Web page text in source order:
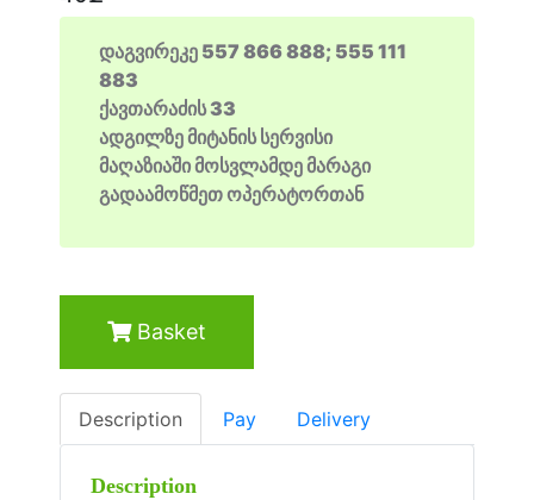
დაგვირეკე 557 866 888; 555 111
883
ქავთარაძის 33
ადგილზე მიტანის სერვისი
მაღაზიაში მოსვლამდე მარაგი
გადაამოწმეთ ოპერატორთან
Basket
Description Pay Delivery
Description